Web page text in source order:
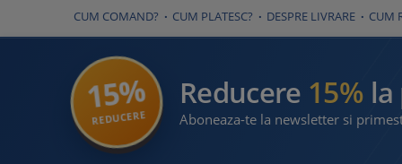
CUM COMAND? CUM PLATESC? DESPRE LIVRARE CUM
15%
REDUCERE
Reducere 15%
Aboneaza-te la newsletter si